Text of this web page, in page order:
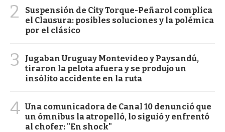
2
Suspensión de City Torque-Peñarol complica
el Clausura: posibles soluciones y la polémica
por el clásico
3
Jugaban Uruguay Montevideo y Paysandú,
tiraron la pelota afuera y se produjo un
insólito accidente en la ruta
4 Una comunicadora de Canal 10 denunció que
un ómnibus la atropelló, lo siguió y enfrentó
al chofer: "En shock"